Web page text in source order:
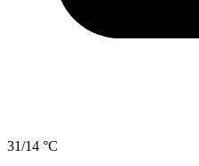
31/14 °C